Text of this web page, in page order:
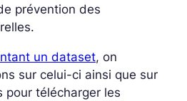
prévention des
un dataset, on
sur celui-ci ainsi que sur
pour télécharger les